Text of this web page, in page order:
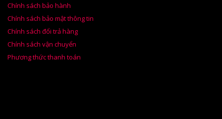
Chính sách bảo hành
Chính sách bảo mật thông tin
Chính sách đổi trả hàng
Chính sách vận chuyển
Phương thức thanh toán